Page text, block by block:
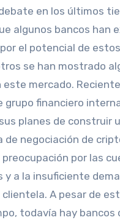
en los últimos
algunos bancos han
el potencial de
se han mostrado
este mercado.
grupo financiero
planes de construir
de negociación de
preocupación por las
y a la insuficiente
A pesar de
todavía hay bancos